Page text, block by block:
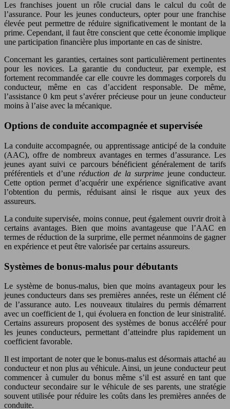
Les franchises jouent un rôle crucial dans le calcul du coût de
l’assurance. Pour les jeunes conducteurs, opter pour une franchise
élevée peut permettre de réduire significativement le montant de la
prime. Cependant, il faut être conscient que cette économie implique
une participation financière plus importante en cas de sinistre.
Concernant les garanties, certaines sont particulièrement pertinentes
pour les novices. La garantie du conducteur, par exemple, est
fortement recommandée car elle couvre les dommages corporels du
conducteur, même en cas d’accident responsable. De même,
l’assistance 0 km peut s’avérer précieuse pour un jeune conducteur
moins à l’aise avec la mécanique.
Options de conduite accompagnée et supervisée
La conduite accompagnée, ou apprentissage anticipé de la conduite
(AAC), offre de nombreux avantages en termes d’assurance. Les
jeunes ayant suivi ce parcours bénéficient généralement de tarifs
préférentiels et d’une réduction de la surprime jeune conducteur.
Cette option permet d’acquérir une expérience significative avant
l’obtention du permis, réduisant ainsi le risque aux yeux des
assureurs.
La conduite supervisée, moins connue, peut également ouvrir droit à
certains avantages. Bien que moins avantageuse que l’AAC en
termes de réduction de la surprime, elle permet néanmoins de gagner
en expérience et peut être valorisée par certains assureurs.
Systèmes de bonus-malus pour débutants
Le système de bonus-malus, bien que moins avantageux pour les
jeunes conducteurs dans ses premières années, reste un élément clé
de l’assurance auto. Les nouveaux titulaires du permis démarrent
avec un coefficient de 1, qui évoluera en fonction de leur sinistralité.
Certains assureurs proposent des systèmes de bonus accéléré pour
les jeunes conducteurs, permettant d’atteindre plus rapidement un
coefficient favorable.
Il est important de noter que le bonus-malus est désormais attaché au
conducteur et non plus au véhicule. Ainsi, un jeune conducteur peut
commencer à cumuler du bonus même s’il est assuré en tant que
conducteur secondaire sur le véhicule de ses parents, une stratégie
souvent utilisée pour réduire les coûts dans les premières années de
conduite.